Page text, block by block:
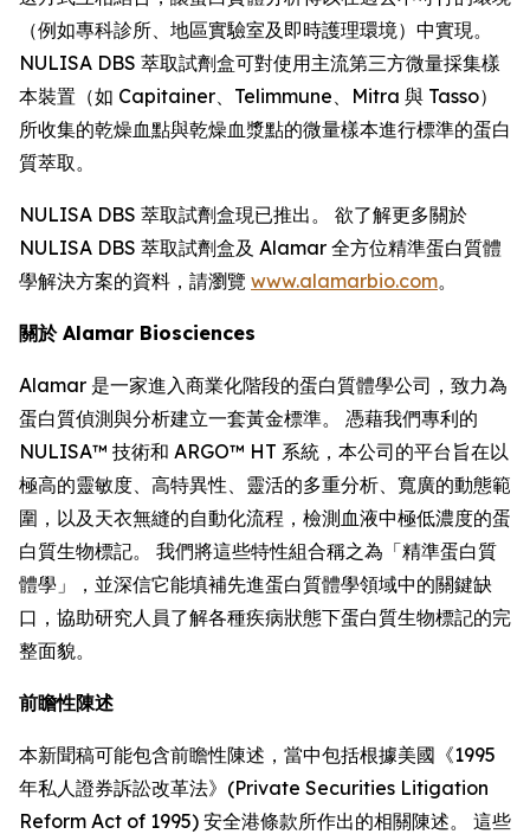
（例如專科診所、地區實驗室及即時護理環境）中實現。
NULISA DBS 萃取試劑盒可對使用主流第三方微量採集樣
本裝置（如 Capitainer、Telimmune、Mitra 與 Tasso）
所收集的乾燥血點與乾燥血漿點的微量樣本進行標準的蛋白
質萃取。
NULISA DBS 萃取試劑盒現已推出。 欲了解更多關於
NULISA DBS 萃取試劑盒及 Alamar 全方位精準蛋白質體
學解決方案的資料，請瀏覽 www.alamarbio.com。
關於 Alamar Biosciences
Alamar 是一家進入商業化階段的蛋白質體學公司，致力為
蛋白質偵測與分析建立一套黃金標準。 憑藉我們專利的
NULISA™ 技術和 ARGO™ HT 系統，本公司的平台旨在以
極高的靈敏度、高特異性、靈活的多重分析、寬廣的動態範
圍，以及天衣無縫的自動化流程，檢測血液中極低濃度的蛋
白質生物標記。 我們將這些特性組合稱之為「精準蛋白質
體學」，並深信它能填補先進蛋白質體學領域中的關鍵缺
口，協助研究人員了解各種疾病狀態下蛋白質生物標記的完
整面貌。
前瞻性陳述
本新聞稿可能包含前瞻性陳述，當中包括根據美國《1995
年私人證券訴訟改革法》(Private Securities Litigation
Reform Act of 1995) 安全港條款所作出的相關陳述。 這些